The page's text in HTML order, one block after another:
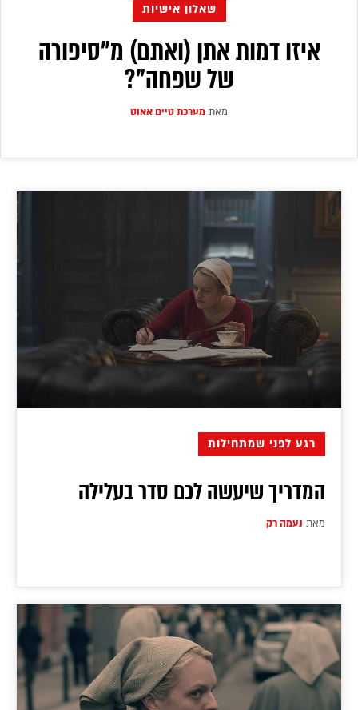
שאלון אישיות
איזו דמות אתן (ואתם) מ"סיפורה
של שפחה"?
מאת מערכת טיים אאוט
רגע לפני שמתחילות
המדריך שיעשה לכם סדר בעלילה
מאת נעמה רק